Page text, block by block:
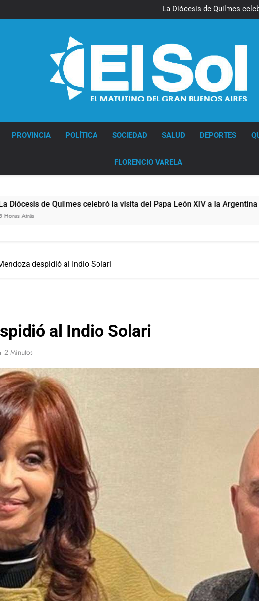
La Diócesis de Quilmes
Figuras de la cultura se
La Diócesis de Quilmes
Figuras de la cultura se
Nueva jornada negativa
en Wall Street y el
PROVINCIA POLÍTICA SOCIEDAD SALUD DEPORTES
FLORENCIO VARELA
celebró la visita del Papa León XIV a la Argentina
7
despidió al Indio Solari
al Indio Solari
2 Minutos